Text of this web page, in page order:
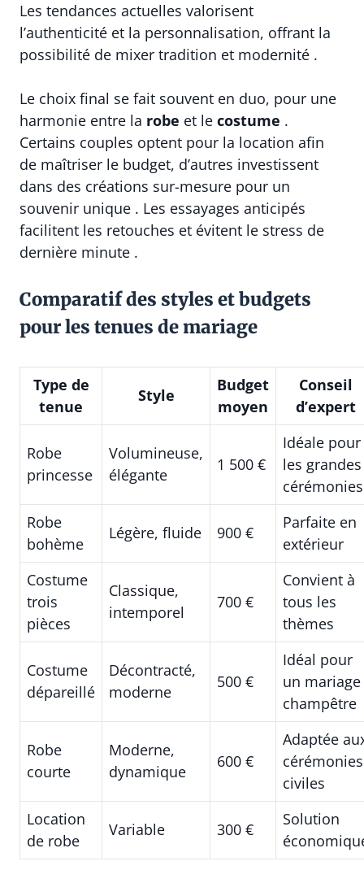
Les tendances actuelles valorisent
l’authenticité et la personnalisation, offrant la
possibilité de mixer tradition et modernité .
Le choix final se fait souvent en duo, pour une
harmonie entre la robe et le costume .
Certains couples optent pour la location afin
de maîtriser le budget, d’autres investissent
dans des créations sur-mesure pour un
souvenir unique . Les essayages anticipés
facilitent les retouches et évitent le stress de
dernière minute .
Comparatif des styles et budgets
pour les tenues de mariage
Type de
tenue
Style
Budget
moyen
Conseil
d’expert
Robe
princesse
Volumineuse,
élégante
1 500 €
Idéale pour
les grandes
cérémonies
Robe
bohème
Légère, fluide 900 €
Parfaite en
extérieur
Costume
trois
pièces
Classique,
intemporel
700 €
Convient à
tous les
thèmes
Costume
dépareillé
Décontracté,
moderne
500 €
Idéal pour
un mariage
champêtre
Robe
courte
Moderne,
dynamique
600 €
Adaptée
cérémonies
civiles
Location
de robe
Variable 300 €
Solution